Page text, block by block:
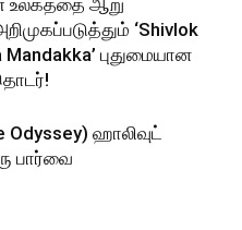
‘Shivlok
Mandakka’ புதுமையான
Odyssey) ஹாலிவுட்
பார்வை